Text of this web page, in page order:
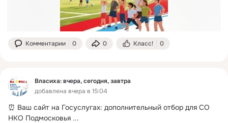
Комментарии 0 0 Класс! 0
Власиха: вчера, сегодня, завтра
добавлена вчера в 15:04
⏰ Ваш сайт на Госуслугах: дополнительный отбор для СО
НКО Подмосковья ...